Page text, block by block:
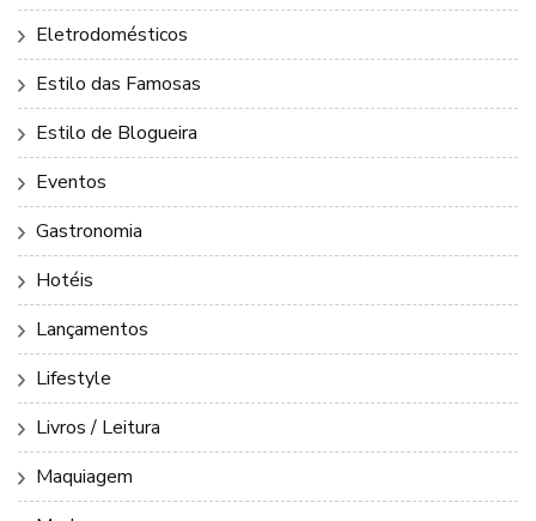
Eletrodomésticos
Estilo das Famosas
Estilo de Blogueira
Eventos
Gastronomia
Hotéis
Lançamentos
Lifestyle
Livros / Leitura
Maquiagem